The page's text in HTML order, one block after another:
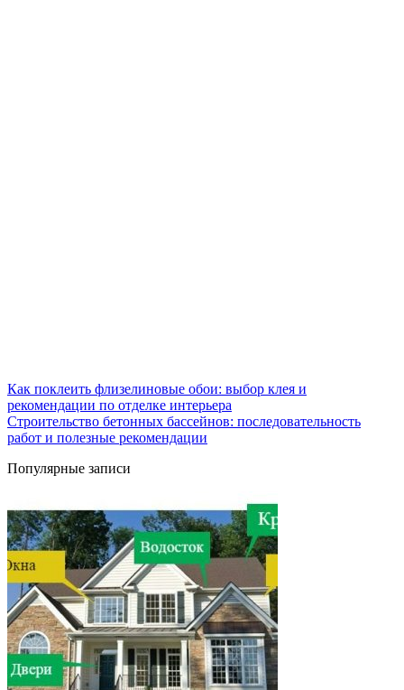
Как поклеить флизелиновые обои: выбор клея и
рекомендации по отделке интерьера
Строительство бетонных бассейнов: последовательность
работ и полезные рекомендации
Популярные записи